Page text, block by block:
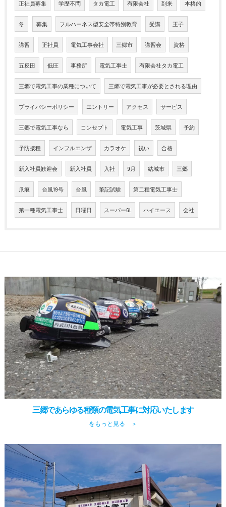
正社員募集 学歴不問 タカ電工 有限会社 到来 本格的
冬 募集 フルハーネス型安全帯特別教育 受講 王子
講習 正社員 電気工事会社 三郷市 講習会 資格
五反田 低圧 事務所 電気工事士 有限会社タカ電工
三郷で電気工事の業種について 三郷で電気工事が必要とされる理由
プライバシーポリシー エントリー アクセス サービス
三郷で電気工事なら コンセプト 電気工事 茨城県 予約
予防接種 インフルエンザ カラオケ 祝い 合格
新入社員歓迎会 新入社員 入社 9月 結城市 三郷
爪痕 台風19号 台風 筆記試験 第二種電気工事士
第一種電気工事士 日曜日 スーパーGL ハイエース 会社
三郷であらゆる種類の電気工事に対応いたします
をもっと見る ＞